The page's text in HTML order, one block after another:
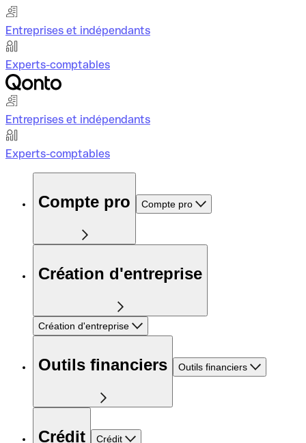
Entreprises et indépendants
Experts-comptables
Entreprises et indépendants
Experts-comptables
Compte pro Compte pro
Création d'entreprise
Création d'entreprise
Outils financiers Outils financiers
Crédit Crédit